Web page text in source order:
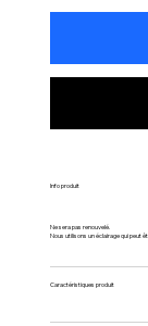
Info produit
Ne sera pas renouvelé.
Nous utilisons un éclairage qui peut
Caractéristiques produit